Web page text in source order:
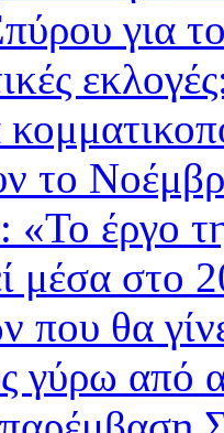
για
το
έργο
μέσα στο
θα
γύρω από